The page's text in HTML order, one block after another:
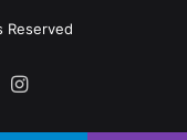
Reserved
Instagram